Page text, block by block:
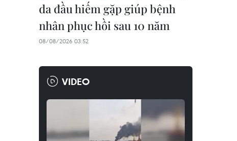
da đầu hiếm gặp giúp bệnh
nhân phục hồi sau 10 năm
08/08/2026 03:52
VIDEO